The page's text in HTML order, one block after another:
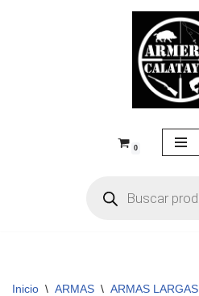
0
Inicio \ ARMAS \ ARMAS LARGAS